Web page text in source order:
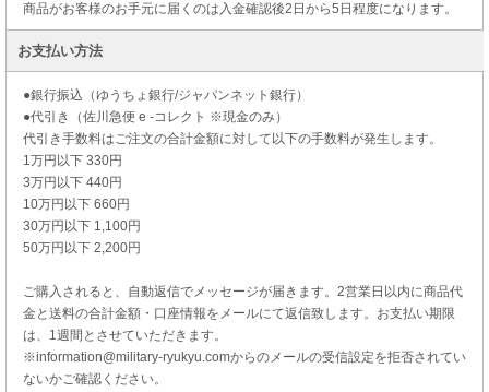
商品がお客様のお手元に届くのは入金確認後2日から5日程度になります。
お支払い方法
●銀行振込（ゆうちょ銀行/ジャパンネット銀行）
●代引き（佐川急便 e -コレクト ※現金のみ）
代引き手数料はご注文の合計金額に対して以下の手数料が発生します。
1万円以下 330円
3万円以下 440円
10万円以下 660円
30万円以下 1,100円
50万円以下 2,200円
ご購入されると、自動返信でメッセージが届きます。2営業日以内に商品代
金と送料の合計金額・口座情報をメールにて返信致します。お支払い期限
は、1週間とさせていただきます。
※information@military-ryukyu.comからのメールの受信設定を拒否されてい
ないかご確認ください。